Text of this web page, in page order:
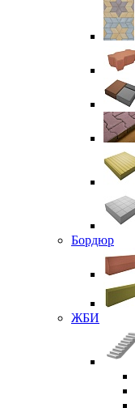
Бордюр
ЖБИ